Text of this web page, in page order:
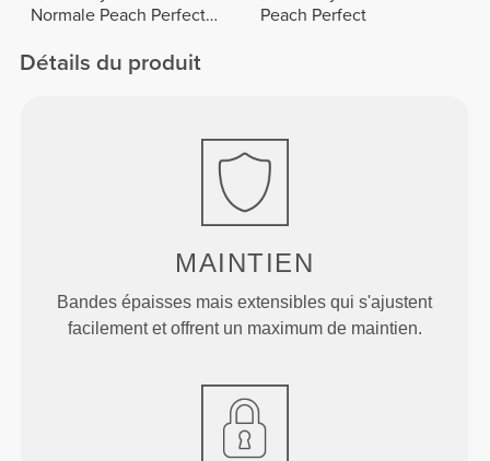
Normale Peach Perfect
Peach Perfect
Détails du produit
MAINTIEN
Bandes épaisses mais extensibles qui s'ajustent
facilement et offrent un maximum de maintien.